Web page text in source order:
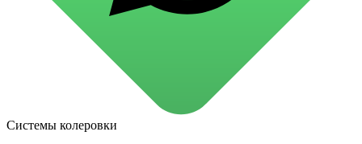
для стекол и зеркал
для ароматизации и нейтрализации запахов
для стирки и ухода за тканями
для ковров и текстильных изделий
специализированные чистящие средства
универсальные чистящие средства
дезинфицирующие средства
Автохимия и автокосметика
Системы колеровки